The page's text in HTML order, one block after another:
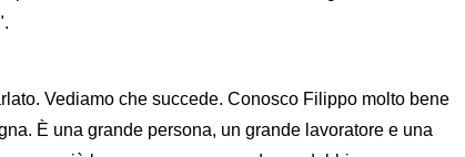
Vediamo che succede. Conosco Filippo molto bene
È una grande persona, un grande lavoratore e una